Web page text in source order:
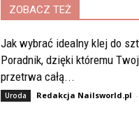
ZOBACZ TEŻ
Jak wybrać idealny klej do
Poradnik, dzięki któremu
przetrwa całą...
Uroda Redakcja Nailsworld.pl -